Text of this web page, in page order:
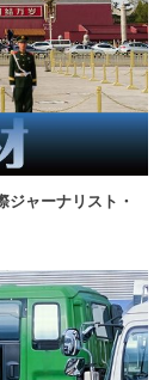
ャーナリスト・